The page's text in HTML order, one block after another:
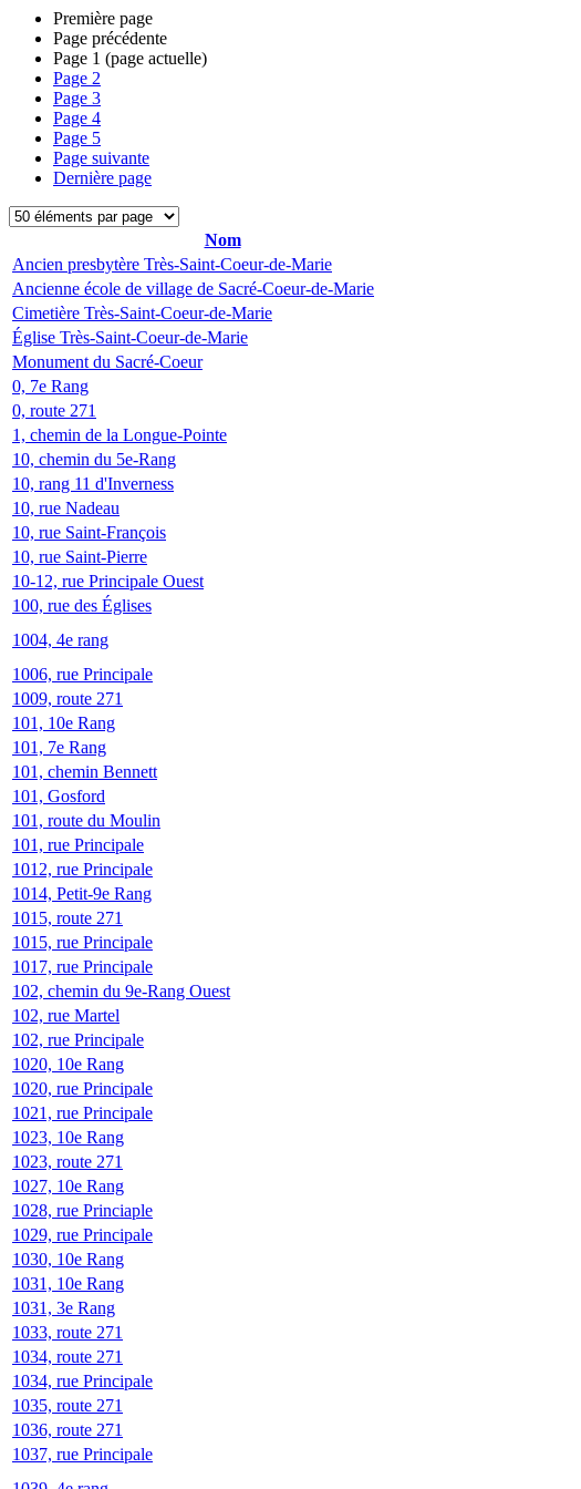
Première page
Page précédente
Page 1 (page actuelle)
Page 2
Page 3
Page 4
Page 5
Page suivante
Dernière page
Nom
Ancien presbytère Très-Saint-Coeur-de-Marie
Ancienne école de village de Sacré-Coeur-de-Marie
Cimetière Très-Saint-Coeur-de-Marie
Église Très-Saint-Coeur-de-Marie
Monument du Sacré-Coeur
0, 7e Rang
0, route 271
1, chemin de la Longue-Pointe
10, chemin du 5e-Rang
10, rang 11 d'Inverness
10, rue Nadeau
10, rue Saint-François
10, rue Saint-Pierre
10-12, rue Principale Ouest
100, rue des Églises
1004, 4e rang
1006, rue Principale
1009, route 271
101, 10e Rang
101, 7e Rang
101, chemin Bennett
101, Gosford
101, route du Moulin
101, rue Principale
1012, rue Principale
1014, Petit-9e Rang
1015, route 271
1015, rue Principale
1017, rue Principale
102, chemin du 9e-Rang Ouest
102, rue Martel
102, rue Principale
1020, 10e Rang
1020, rue Principale
1021, rue Principale
1023, 10e Rang
1023, route 271
1027, 10e Rang
1028, rue Princiaple
1029, rue Principale
1030, 10e Rang
1031, 10e Rang
1031, 3e Rang
1033, route 271
1034, route 271
1034, rue Principale
1035, route 271
1036, route 271
1037, rue Principale